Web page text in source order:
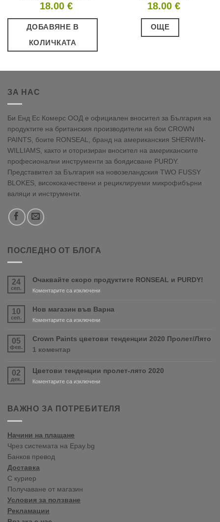
18.00 €
ДОБАВЯНЕ В
КОЛИЧКАТА
18.00 €
ОЩЕ
ЗА НАС
Би Енд Ес Комерс ООД е официален вносител за България на
продуктите на британския производители на бои CROWN
PAINTS, боите RONSEAL, бранд на американския SHERWIN-
WILLIAMS, както и оторизиран вносител на американските
професионални инструменти за боядисване PURDY.
Представител за България на новозеландския TWO FUSSY
BLOKES, висококачествени и рециклируеми микрофибърни
валяци и инструменти.
ПОСЛЕДНО ОТ БЛОГА
24
сеп.
Очаквайте скоро продуктите RONSEAL и PURDY!
Коментарите са изключениза
продуктите
RONSEAL
PURDY!
10
сеп.
Нов магазин във Варна
Коментарите са изключениза
05
фев.
Crown Paints цветови тенденции 2020 Пролет/Лято
1 коментар
цветови
тенденции
Лято
02
дек.
Цветови тенденции пролет-лято 2020
Коментарите са изключениза
пролет-
ВАЖНО ЗА ПОТРЕБИТЕЛЯ
Начини на плащане
Чрез системата на Epay.bg
Банков превод
Доставка
С куриер
Получаване от магазин
Условия за ползване
Рекламации